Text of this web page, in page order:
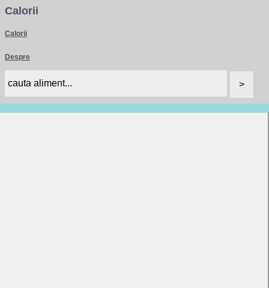
Calorii
Calorii
Despre